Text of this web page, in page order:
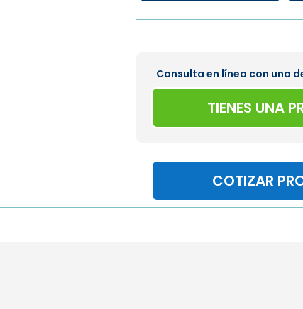
Consulta en línea con uno
TIENES UNA
COTIZAR